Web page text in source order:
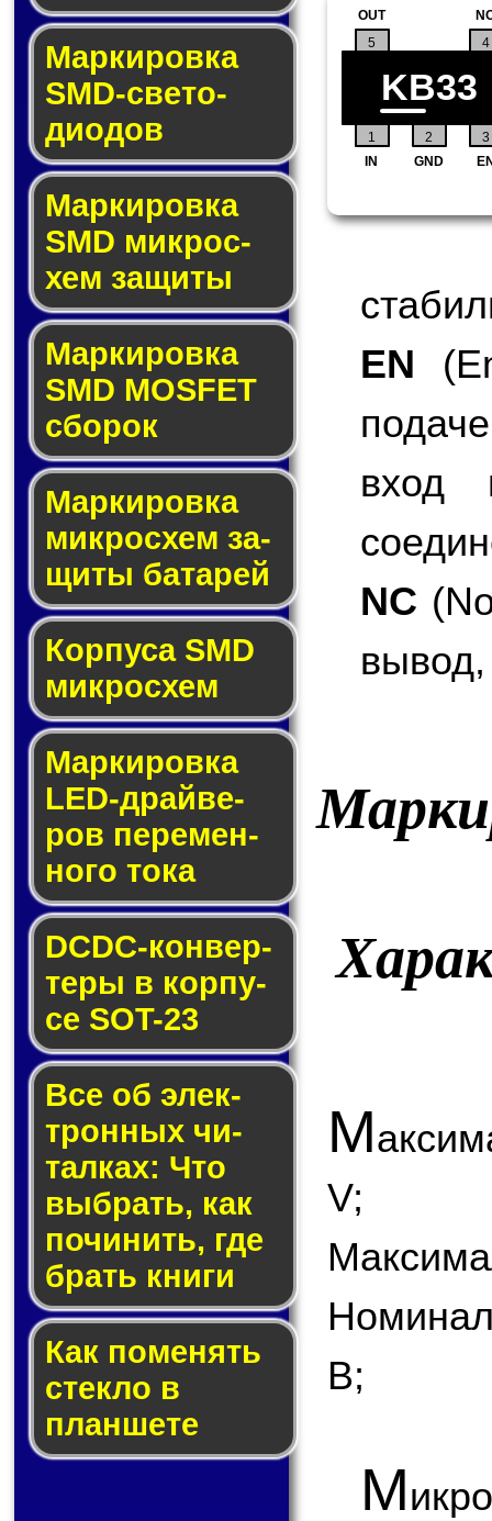
Маркировка
SMD-све­то­
дио­дов
Мар­ки­ров­ка
SMD мик­рос­
хем защиты
Мар­ки­ров­ка
SMD MOSFET
сбо­рок
Мар­ки­ров­ка
мик­ро­схем за­
щи­ты ба­та­рей
Корпуса SMD
мик­ро­схем
Маркировка
LED-драй­ве­
ров пе­ре­мен­
но­го то­ка
DCDC-кон­вер­
те­ры в кор­пу­
се SOT-23
Все об элек­
трон­ных чи­
тал­ках: Что
выб­рать, как
по­чи­нить, где
брать кни­ги
Как по­ме­нять
стек­ло в
планшете
1 2 3
4
IN GND
5
OUT
KB33
EN
вход
NC
вывод,
М
V;
В;
М